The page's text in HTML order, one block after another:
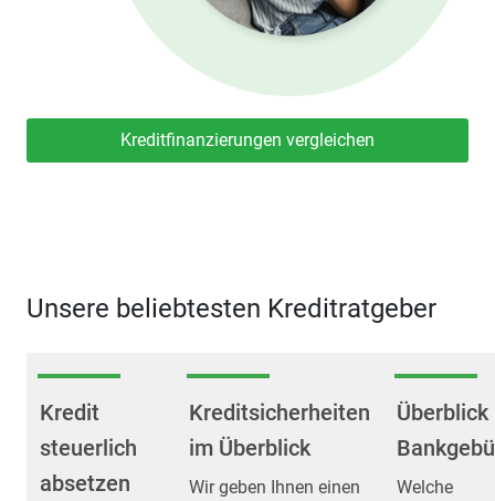
Kreditfinanzierungen vergleichen
Unsere beliebtesten Kreditratgeber
Kredit
steuerlich
absetzen
Kreditsicherheiten
im Überblick
Wir geben Ihnen einen
Überblick
Welche